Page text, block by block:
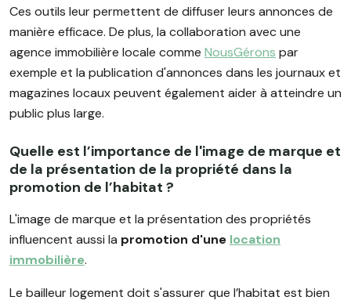
Ces outils leur permettent de diffuser leurs annonces de
manière efficace. De plus, la collaboration avec une
agence immobilière locale comme NousGérons par
exemple et la publication d'annonces dans les journaux et
magazines locaux peuvent également aider à atteindre un
public plus large.
Quelle est l’importance de l'image de marque et
de la présentation de la propriété dans la
promotion de l’habitat ?
L'image de marque et la présentation des propriétés
influencent aussi la promotion d'une location
immobilière.
Le bailleur logement doit s'assurer que l’habitat est bien